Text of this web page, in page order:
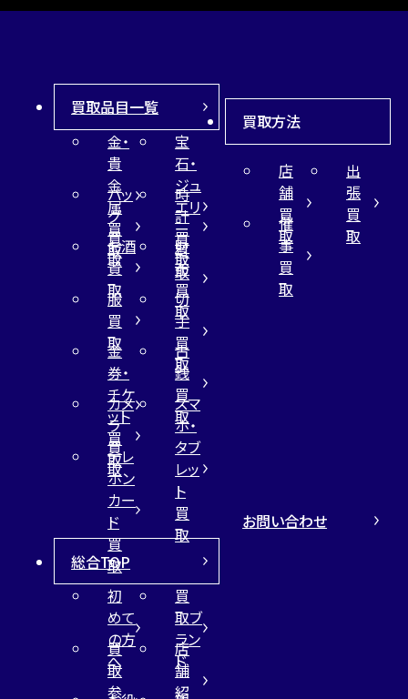
買取品目一覧
金・
貴
金
属
買
取
宝
石・
ジュ
エリ
ー
買
取
バッ
グ
買
取
時
計
買
取
お酒
買
取
財
布
買
取
服
買
取
切
手
買
取
金
券・
チケ
ット
買
取
古
銭
買
取
カメ
ラ
買
取
スマ
ホ・
タブ
レッ
ト
買
取
テレ
ホン
カー
ド
買
取
買取方法
店
舗
買
取
出
張
買
取
催
事
買
取
総合TOP
初
めて
の方
へ
買
取ブ
ラン
ド
買
取
参
店
舗
紹
お問い合わせ